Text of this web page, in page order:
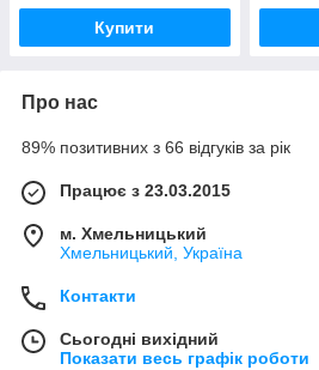
Купити
Про нас
89% позитивних з 66 відгуків за рік
Працює з 23.03.2015
м. Хмельницький
Хмельницький, Україна
Контакти
Сьогодні вихідний
Показати весь графік роботи